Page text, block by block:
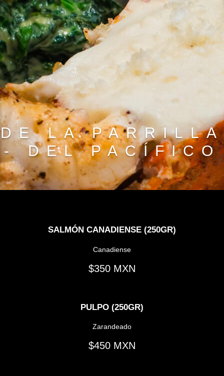
DE LA PARRILLA
- DEL PACÍFICO
SALMÓN CANADIENSE (250GR)
Canadiense
350
PULPO (250GR)
Zarandeado
450